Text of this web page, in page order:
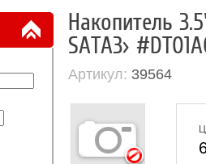
Накопитель
SATA3>
Артикул: 39564